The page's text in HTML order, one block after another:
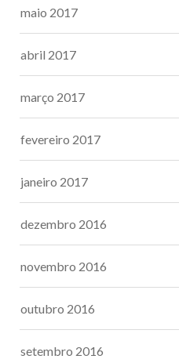
maio 2017
abril 2017
março 2017
fevereiro 2017
janeiro 2017
dezembro 2016
novembro 2016
outubro 2016
setembro 2016